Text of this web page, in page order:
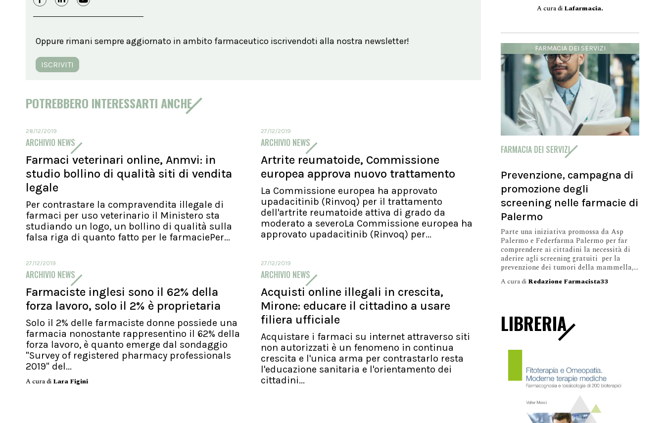
Oppure rimani sempre aggiornato in ambito farmaceutico iscrivendoti alla nostra newsletter!
ISCRIVITI
POTREBBERO INTERESSARTI ANCHE
28/12/2019
ARCHIVIO NEWS
Farmaci veterinari online, Anmvi: in
studio bollino di qualità siti di vendita
legale
Per contrastare la compravendita illegale di
farmaci per uso veterinario il Ministero sta
studiando un logo, un bollino di qualità sulla
falsa riga di quanto fatto per le farmaciePer...
27/12/2019
ARCHIVIO NEWS
Artrite reumatoide, Commissione
europea approva nuovo trattamento
La Commissione europea ha approvato
upadacitinib (Rinvoq) per il trattamento
dell'artrite reumatoide attiva di grado da
moderato a severoLa Commissione europea ha
approvato upadacitinib (Rinvoq) per...
27/12/2019
ARCHIVIO NEWS
Farmaciste inglesi sono il 62% della
forza lavoro, solo il 2% è proprietaria
Solo il 2% delle farmaciste donne possiede una
farmacia nonostante rappresentino il 62% della
forza lavoro, è quanto emerge dal sondaggio
"Survey of registered pharmacy professionals
2019" del...
A cura di Lara Figini
27/12/2019
ARCHIVIO NEWS
Acquisti online illegali in crescita,
Mirone: educare il cittadino a usare
filiera ufficiale
Acquistare i farmaci su internet attraverso siti
non autorizzati è un fenomeno in continua
crescita e l'unica arma per contrastarlo resta
l'educazione sanitaria e l'orientamento dei
cittadini...
A cura di Lafarmacia.
FARMACIA DEI SERVIZI
FARMACIA DEI SERVIZI
Prevenzione, campagna di
promozione degli
screening nelle farmacie di
Palermo
Parte una iniziativa promossa da Asp
Palermo e Federfarma Palermo per far
comprendere ai cittadini la necessità di
aderire agli screening gratuiti per la
prevenzione dei tumori della mammella,...
A cura di Redazione Farmacista33
LIBRERIA